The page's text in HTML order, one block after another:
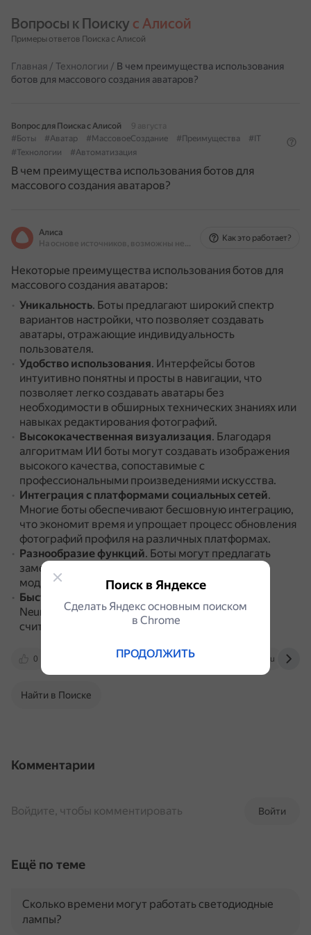
Вопросы к Поиску с Алисой
Примеры ответов Поиска с Алисой
Главная / Технологии / В чем преимущества использования
ботов для массового создания аватаров?
Вопрос для Поиска с Алисой
9 августа
#Боты
#Аватар #МассовоеСоздание #Преимущества
#IT
#Технологии
#Автоматизация
В чем преимущества использования ботов для
массового создания аватаров?
Алиса
На основе источников, возможны неточности
Как это работает?
Некоторые преимущества использования ботов для
массового создания аватаров:
Уникальность. Боты предлагают широкий спектр
вариантов настройки, что позволяет создавать
аватары, отражающие индивидуальность
пользователя.
Удобство использования. Интерфейсы ботов
интуитивно понятны и просты в навигации, что
позволяет легко создавать аватары без
необходимости в обширных технических знаниях или
навыках редактирования фотографий.
Высококачественная визуализация. Благодаря
алгоритмам ИИ боты могут создавать изображения
высокого качества, сопоставимые с
профессиональными произведениями искусства.
Интеграция с платформами социальных сетей.
Многие боты обеспечивают бесшовную интеграцию,
что экономит время и упрощает процесс обновления
фотографий профиля на различных платформах.
Разнообразие функций. Боты могут предлагать
замену фона, стилизацию изображений,
модификацию внешности и другие функции.
Быстрая генерация
NeuroSnap позволяет создавать ИИ-аватары за
считанные секунды.
0 speechify.com dtf.ru dzen.ru
Найти в Поиске
Комментарии
Войти
Войдите, чтобы комментировать
Ещё по теме
Сколько времени могут работать светодиодные
лампы?
Поиск в Яндексе
Сделать Яндекс основным поиском
в Сhrome
ПРОДОЛЖИТЬ